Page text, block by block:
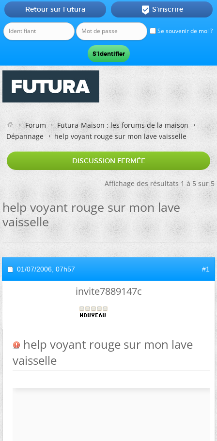
Se souvenir de moi ?
Retour sur Futura  S'inscrire
Forum
Futura-Maison : les forums de la maison
Dépannage
help voyant rouge sur mon lave vaisselle
DISCUSSION FERMÉE
Affichage des résultats 1 à 5 sur 5
help voyant rouge sur mon lave
vaisselle
01/07/2006, 07h57 #1
invite7889147c
help voyant rouge sur mon lave
vaisselle